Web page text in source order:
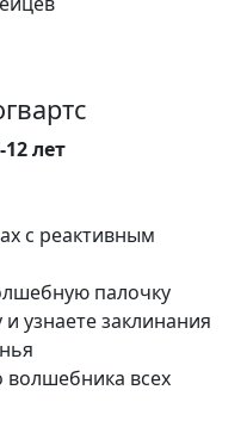
лет
с реактивным
палочку
узнаете заклинания
волшебника всех